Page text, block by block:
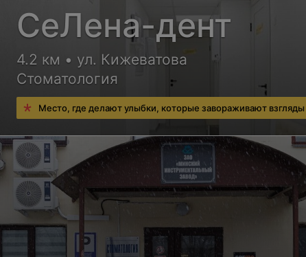
СеЛена-дент
4.2 км • ул. Кижеватова
Стоматология
Место, где делают улыбки, которые завораживают взгляды